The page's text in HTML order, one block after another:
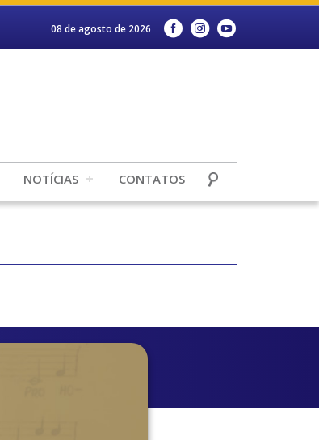
08 de agosto de 2026
NOTÍCIAS CONTATOS